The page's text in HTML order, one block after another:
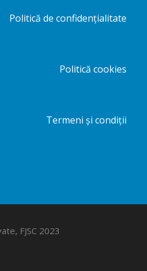
Politică de confidențialitate
Politică cookies
Termeni și condiții
FJSC 2023